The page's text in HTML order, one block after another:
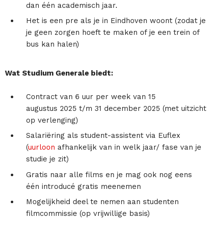
dan één academisch jaar.
Het is een pre als je in Eindhoven woont (zodat je
je geen zorgen hoeft te maken of je een trein of
bus kan halen)
Wat Studium Generale biedt:
Contract van 6 uur per week van 15
augustus 2025 t/m 31 december 2025 (met uitzicht
op verlenging)
Salariëring als student-assistent via Euflex
(uurloon afhankelijk van in welk jaar/ fase van je
studie je zit)
Gratis naar alle films en je mag ook nog eens
één introducé gratis meenemen
Mogelijkheid deel te nemen aan studenten
filmcommissie (op vrijwillige basis)